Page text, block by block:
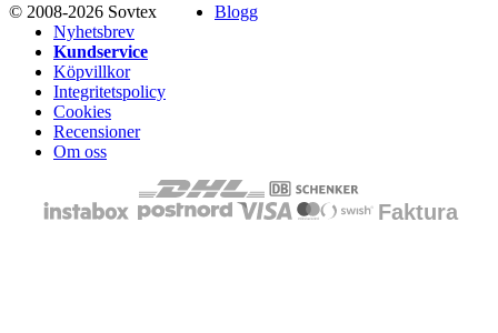
© 2008-2026 Sovtex
Blogg
Nyhetsbrev
Kundservice
Köpvillkor
Integritetspolicy
Cookies
Recensioner
Om oss